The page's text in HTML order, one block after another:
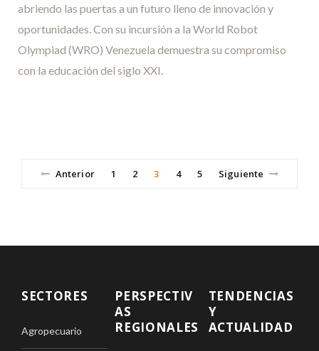
abriendo las puertas a un futuro lleno de innovación y
oportunidades. Con su incursión a la World Robot
Olympiad (WRO) Venezuela demuestra su compromiso
con la educación del siglo XXI.
Anterior 1 2 3 4 5 Siguiente
SECTORES
Agropecuario
PERSPECTIV
AS
REGIONALES
TENDENCIAS
Y
ACTUALIDAD